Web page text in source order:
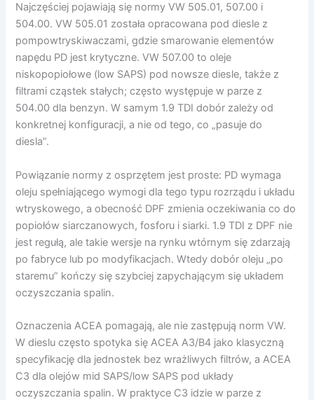
Najczęściej pojawiają się normy VW 505.01, 507.00 i
504.00. VW 505.01 została opracowana pod diesle z
pompowtryskiwaczami, gdzie smarowanie elementów
napędu PD jest krytyczne. VW 507.00 to oleje
niskopopiołowe (low SAPS) pod nowsze diesle, także z
filtrami cząstek stałych; często występuje w parze z
504.00 dla benzyn. W samym 1.9 TDI dobór zależy od
konkretnej konfiguracji, a nie od tego, co „pasuje do
diesla”.
Powiązanie normy z osprzętem jest proste: PD wymaga
oleju spełniającego wymogi dla tego typu rozrządu i układu
wtryskowego, a obecność DPF zmienia oczekiwania co do
popiołów siarczanowych, fosforu i siarki. 1.9 TDI z DPF nie
jest regułą, ale takie wersje na rynku wtórnym się zdarzają
po fabryce lub po modyfikacjach. Wtedy dobór oleju „po
staremu” kończy się szybciej zapychającym się układem
oczyszczania spalin.
Oznaczenia ACEA pomagają, ale nie zastępują norm VW.
W dieslu często spotyka się ACEA A3/B4 jako klasyczną
specyfikację dla jednostek bez wrażliwych filtrów, a ACEA
C3 dla olejów mid SAPS/low SAPS pod układy
oczyszczania spalin. W praktyce C3 idzie w parze z